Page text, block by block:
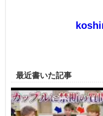
最近書いた記事